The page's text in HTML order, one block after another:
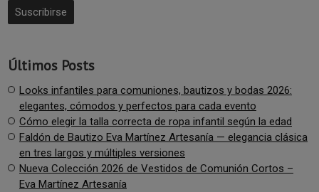
Últimos Posts
Looks infantiles para comuniones, bautizos y bodas 2026:
elegantes, cómodos y perfectos para cada evento
Cómo elegir la talla correcta de ropa infantil según la edad
Faldón de Bautizo Eva Martínez Artesanía — elegancia clásica
en tres largos y múltiples versiones
Nueva Colección 2026 de Vestidos de Comunión Cortos –
Eva Martínez Artesanía